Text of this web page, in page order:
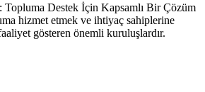
Topluma Destek İçin Kapsamlı Bir Çözüm
hizmet etmek ve ihtiyaç sahiplerine
gösteren önemli kuruluşlardır.